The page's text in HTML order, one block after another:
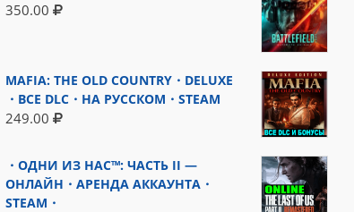
350.00
MAFIA: THE OLD COUNTRY・DELUXE
・ВСЕ DLC・НА РУССКОМ・STEAM
249.00
・ОДНИ ИЗ НАС™: ЧАСТЬ II —
ОНЛАЙН・АРЕНДА АККАУНТА・
STEAM・